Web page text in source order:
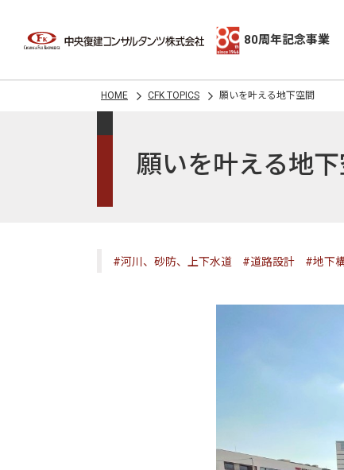
80周年記念事業
HOME CFK TOPICS 願いを叶える地下空間
願いを叶える地下
#河川、砂防、上下水道 #道路設計 #地下